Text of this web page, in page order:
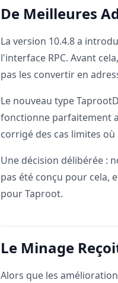
De Meilleures
La version 10.4.8 a
l'interface RPC. Avant
pas les convertir en
Le nouveau type
fonctionne parfaitement
corrigé des cas limites
Une décision délibérée :
pas été conçu pour cela,
pour Taproot.
Le Minage
Alors que les